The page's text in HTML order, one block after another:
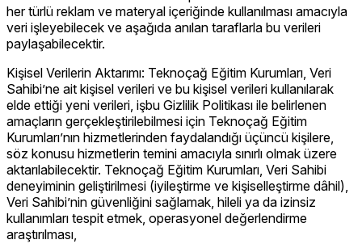
her türlü reklam ve materyal içeriğinde kullanılması amacıyla
veri işleyebilecek ve aşağıda anılan taraflarla bu verileri
paylaşabilecektir.
Kişisel Verilerin Aktarımı: Teknoçağ Eğitim Kurumları, Veri
Sahibi’ne ait kişisel verileri ve bu kişisel verileri kullanılarak
elde ettiği yeni verileri, işbu Gizlilik Politikası ile belirlenen
amaçların gerçekleştirilebilmesi için Teknoçağ Eğitim
Kurumları’nın hizmetlerinden faydalandığı üçüncü kişilere,
söz konusu hizmetlerin temini amacıyla sınırlı olmak üzere
aktarılabilecektir. Teknoçağ Eğitim Kurumları, Veri Sahibi
deneyiminin geliştirilmesi (iyileştirme ve kişiselleştirme dâhil),
Veri Sahibi’nin güvenliğini sağlamak, hileli ya da izinsiz
kullanımları tespit etmek, operasyonel değerlendirme
araştırılması,